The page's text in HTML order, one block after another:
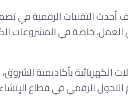
التقنيات الرقمية في
العمل، خاصة في المشروعات
بأكاديمية
التحول الرقمي في قطاع